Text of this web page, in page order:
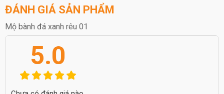
ĐÁNH GIÁ SẢN PHẨM
Mộ bành đá xanh rêu 01
5.0